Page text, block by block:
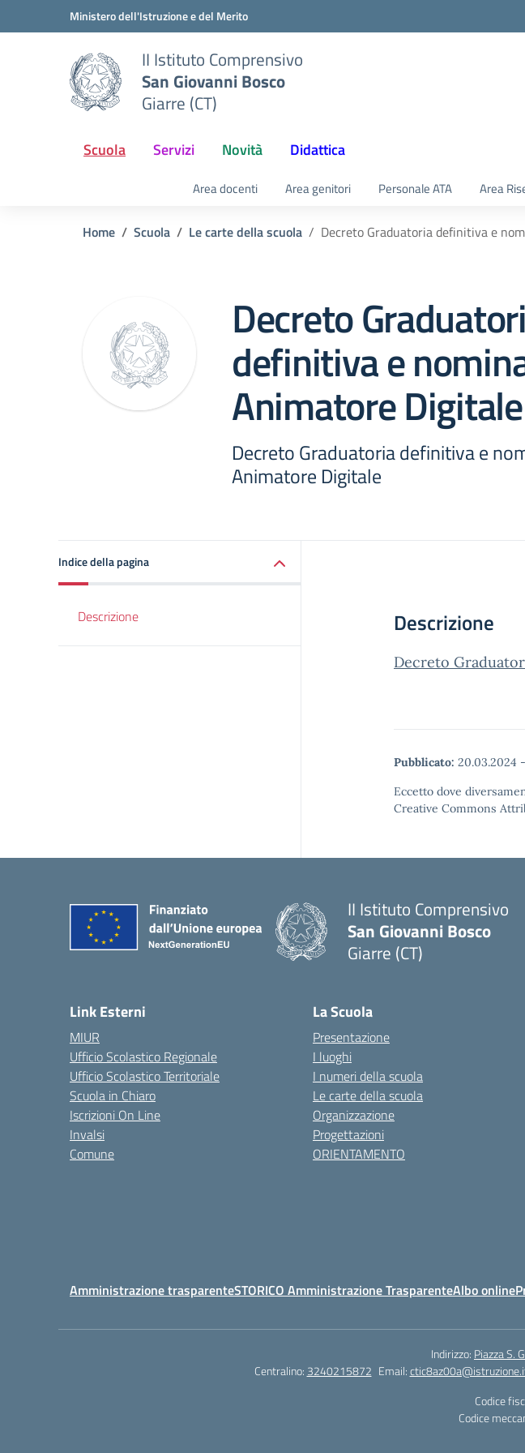
Vai ai contenuti
Vai al menu di navigazioneMinistero dell'Istruzione e del Merito
II Istituto Comprensivo
San Giovanni Bosco
Giarre (CT)
Scuola Servizi Novità Didattica
Area docenti Area genitori Personale ATA Area
Home Scuola Le carte della scuola Decreto Graduatoria definitiva e
Decreto
definitiva e
Animatore Digitale
Decreto Graduatoria definitiva e
Animatore Digitale
Indice della pagina
Descrizione Descrizione
Decreto
Pubblicato: 20.03.2024 -
Eccetto dove
Creative Commons
II Istituto Comprensivo
San Giovanni Bosco
Giarre (CT)
Link Esterni
MIUR
Ufficio Scolastico Regionale
Ufficio Scolastico Territoriale
Scuola in Chiaro
Iscrizioni On Line
Invalsi
Comune
La Scuola
Presentazione
I luoghi
I numeri della scuola
Le carte della scuola
Organizzazione
Progettazioni
ORIENTAMENTO
Amministrazione trasparenteSTORICO Amministrazione TrasparenteAlbo online
Indirizzo: Piazza S.
Centralino: 3240215872 Email:
Codice
Codice